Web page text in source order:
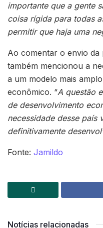
importante que a gente
coisa rígida para todas
permitir que haja uma
Ao comentar o envio
também mencionou a
a um modelo mais
econômico. “A questão
de desenvolvimento
necessidade desse país
definitivamente
Fonte: Jamildo
Notícias relacionadas